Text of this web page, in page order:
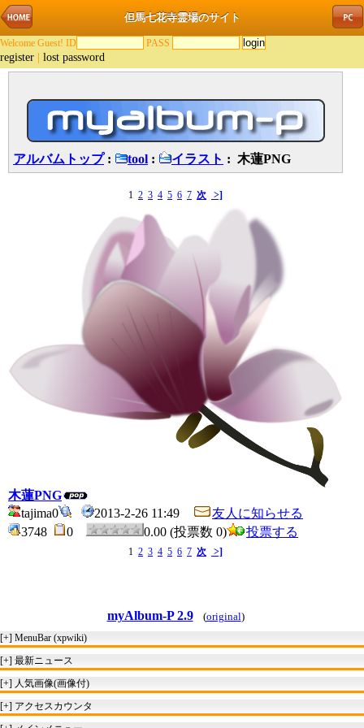
但馬七花寺霊場のサイト
Welcome Guest! ID PASS
register lost password
アルバムトップ: tool : イラスト : 木蓮PNG
1 2 3 4 5 6 7 次 >]
木蓮PNG
tajima0
2013-2-26 11:49
友人に知らせる
3748
0 0.00 (投票数 0) 投票する
1 2 3 4 5 6 7 次 >]
myAlbum-P 2.9 (original)
[+] MenuBar (xpwiki)
[+] 最新ニュース
[+] 人気画像(画像付)
[+] アクセスカウンタ